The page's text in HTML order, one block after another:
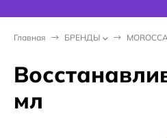
Главная БPEНДЫ
мл